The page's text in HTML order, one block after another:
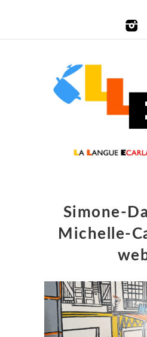
Simone-
Michelle-